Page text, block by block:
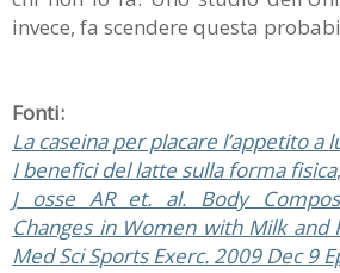
invece, fa scendere questa
Fonti:
La caseina per placare l’appetito a
I benefici del latte sulla forma fisica
J osse AR et. al. Body
Changes in Women with Milk and
Med Sci Sports Exerc. 2009 Dec 9